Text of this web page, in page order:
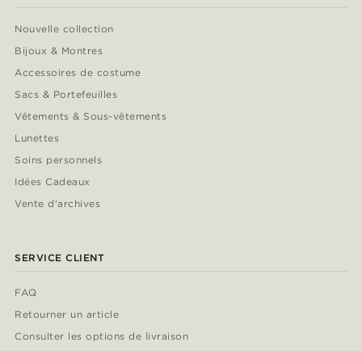
Nouvelle collection
Bijoux & Montres
Accessoires de costume
Sacs & Portefeuilles
Vêtements & Sous-vêtements
Lunettes
Soins personnels
Idées Cadeaux
Vente d'archives
SERVICE CLIENT
FAQ
Retourner un article
Consulter les options de livraison